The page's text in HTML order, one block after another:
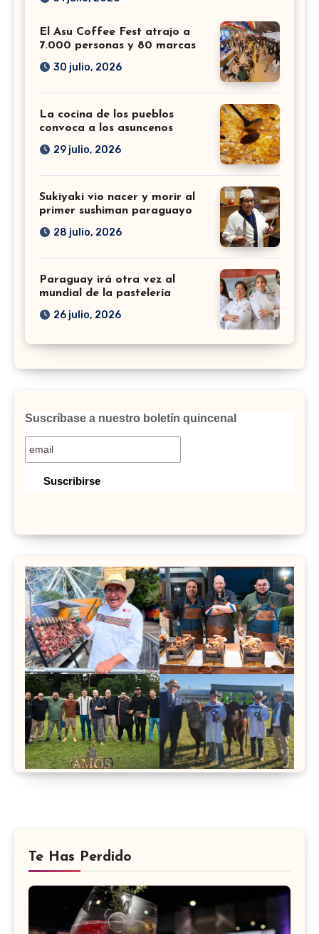
El Asu Coffee Fest atrajo a
7.000 personas y 80 marcas
30 julio, 2026
La cocina de los pueblos
convoca a los asuncenos
29 julio, 2026
Sukiyaki vio nacer y morir al
primer sushiman paraguayo
28 julio, 2026
Paraguay irá otra vez al
mundial de la pastelería
26 julio, 2026
Suscríbase a nuestro boletín quincenal
Te Has Perdido